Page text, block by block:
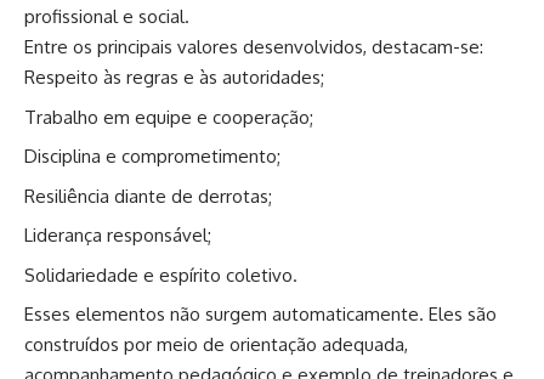
profissional e social.
Entre os principais valores desenvolvidos, destacam-se:
Respeito às regras e às autoridades;
Trabalho em equipe e cooperação;
Disciplina e comprometimento;
Resiliência diante de derrotas;
Liderança responsável;
Solidariedade e espírito coletivo.
Esses elementos não surgem automaticamente. Eles são
construídos por meio de orientação adequada,